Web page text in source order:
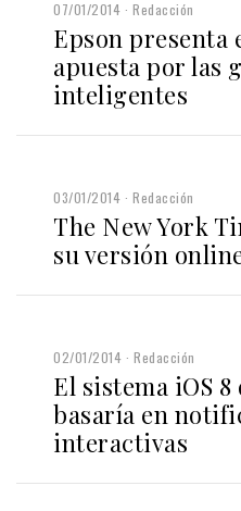
07/01/2014 Redacción
Epson presenta
apuesta por las
inteligentes
03/01/2014 Redacción
The New York
su versión
02/01/2014 Redacción
El sistema iOS 8
basaría en
interactivas